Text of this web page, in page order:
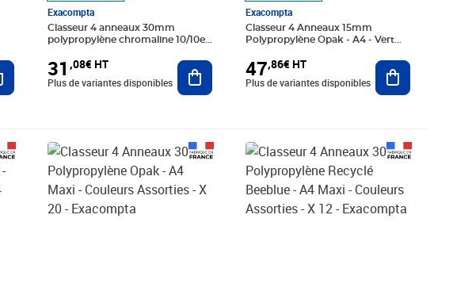
Ajouter au panier
Exacompta
Classeur 4 anneaux 30mm
polypropylène chromaline 10/10e
EXACOMPTA
31 ,08€ HT
Plus de variantes disponibles
Ajouter au panier
Exacompta
Classeur 4 Anneaux 15mm
Polypropylène Opak - A4 - Vert
47,86€ HT
Plus de variantes disponibles
Ajouter
Prix 12,01€ HT Prix 61,34€ HT